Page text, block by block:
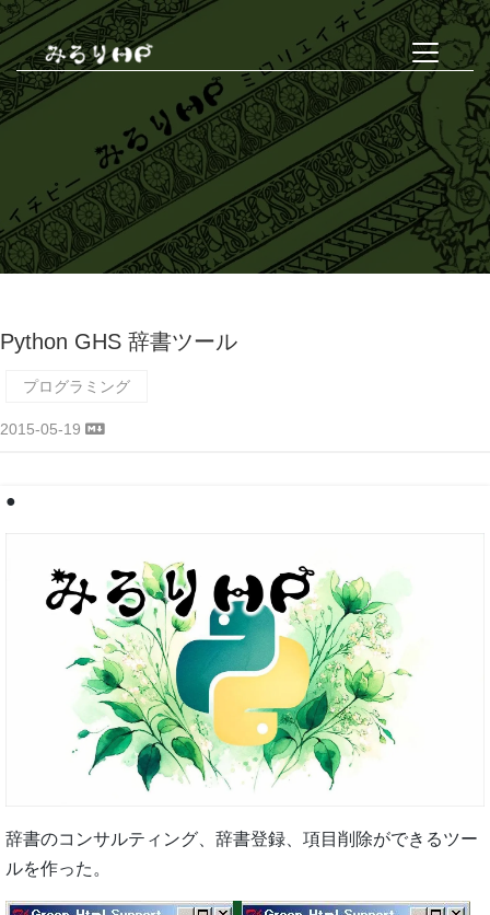
Python GHS 辞書ツール
プログラミング
2015-05-19
●
辞書のコンサルティング、辞書登録、項目削除ができるツー
ルを作った。